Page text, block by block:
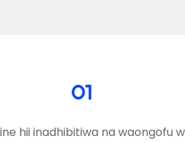
01
hii inadhibitiwa na waongofu